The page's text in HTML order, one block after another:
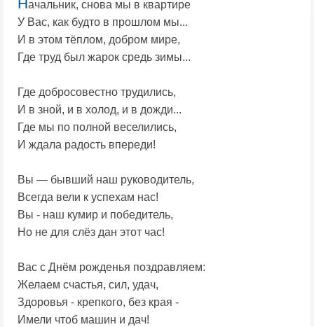
ачальник, снова мы в квартире
У Вас, как будто в прошлом мы...
И в этом тёплом, добром мире,
Где труд был жарок средь зимы...
Где добросовестно трудились,
И в зной, и в холод, и в дожди...
Где мы по полной веселились,
И ждала радость впереди!
Вы — бывший наш руководитель,
Всегда вели к успехам нас!
Вы - наш кумир и победитель,
Но не для слёз дан этот час!
Вас с Днём рожденья поздравляем:
Желаем счастья, сил, удач,
Здоровья - крепкого, без края -
Имели чтоб машин и дач!